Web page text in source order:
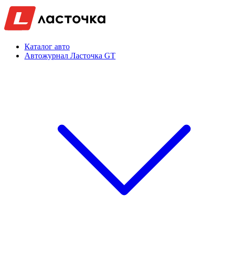
Каталог авто
Автожурнал Ласточка GT